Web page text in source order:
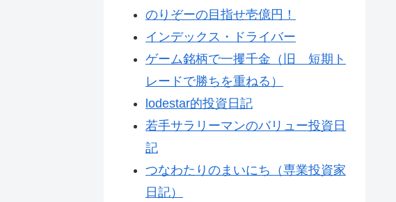
のりぞーの目指せ壱億円！
インデックス・ドライバー
ゲーム銘柄で一攫千金（旧 短期ト
レードで勝ちを重ねる）
lodestar的投資日記
若手サラリーマンのバリュー投資日
記
つなわたりのまいにち（専業投資家
日記）